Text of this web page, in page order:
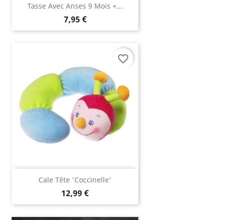
Tasse Avec Anses 9 Mois +...
7,95 €
Cale Tête 'coccinelle'
12,99 €
favorite_border